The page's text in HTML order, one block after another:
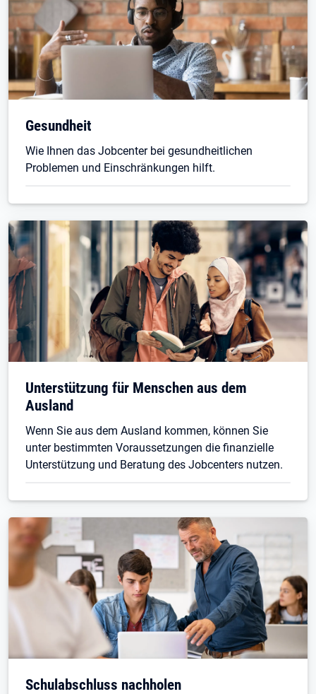
Gesundheit
Wie Ihnen das Jobcenter bei gesundheitlichen
Problemen und Einschränkungen hilft.
Unterstützung für Menschen aus dem
Ausland
Wenn Sie aus dem Ausland kommen, können Sie
unter bestimmten Voraussetzungen die finanzielle
Unterstützung und Beratung des Jobcenters nutzen.
Schulabschluss nachholen